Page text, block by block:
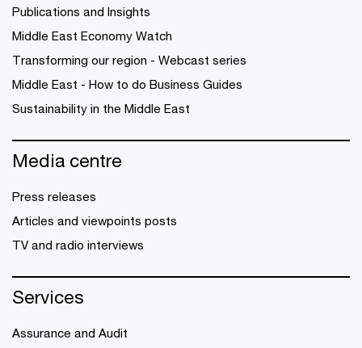
Publications and Insights
Middle East Economy Watch
Transforming our region - Webcast series
Middle East - How to do Business Guides
Sustainability in the Middle East
Media centre
Press releases
Articles and viewpoints posts
TV and radio interviews
Services
Assurance and Audit